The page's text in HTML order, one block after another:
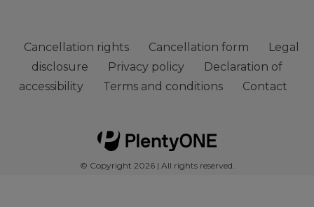
Cancellation rights Cancellation form
Legal
disclosure
Privacy policy
Declaration of
accessibility
Terms and conditions Contact
© Copyright 2026 | All rights reserved.